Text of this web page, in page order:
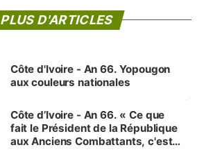
PLUS D'ARTICLES
Côte d'Ivoire - An 66. Yopougon
aux couleurs nationales
Côte d’Ivoire - An 66. « Ce que
fait le Président de la République
aux Anciens Combattants, c'est